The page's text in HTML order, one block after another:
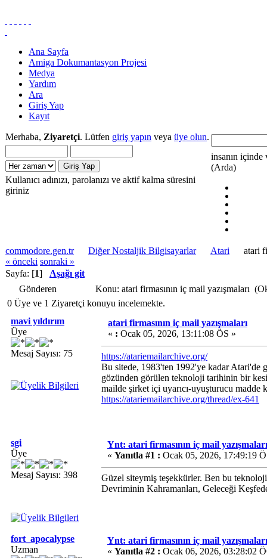
Ana Sayfa
Amiga Dokumantasyon Projesi
Medya
Yardım
Ara
Giriş Yap
Kayıt
Merhaba, Ziyaretçi. Lütfen giriş yapın veya üye olun.
Kullanıcı adınızı, parolanızı ve aktif kalma süresini
giriniz
insanın içinde
(Arda)
commodore.gen.tr Diğer Nostaljik Bilgisayarlar Atari
atari
« önceki sonraki »
Sayfa: [1] Aşağı git
Gönderen
Konu: atari firmasının iç mail yazışmaları
0 Üye ve 1 Ziyaretçi konuyu incelemekte.
mavi yıldırım
Üye
Mesaj Sayısı: 75
atari firmasının iç mail yazışmaları
« : Ocak 05, 2026, 13:11:08 ÖS »
https://atariemailarchive.org/
Bu sitede, 1983'ten 1992'ye kadar Atari'de
gözünden görülen teknoloji tarihinin bir
mailde şirket içi uyarıcı-uyuşturucu madde
https://atariemailarchive.org/thread/ex-641
sgi
Üye
Mesaj Sayısı: 398
Ynt: atari firmasının iç mail yazışmaları
« Yanıtla #1 : Ocak 05, 2026, 17:49:19
Güzel siteymiş teşekkürler. Ben bu
Devriminin Kahramanları, Geleceği
fort_apocalypse
Uzman
Ynt: atari firmasının iç mail yazışmaları
« Yanıtla #2 : Ocak 06, 2026, 03:28:02